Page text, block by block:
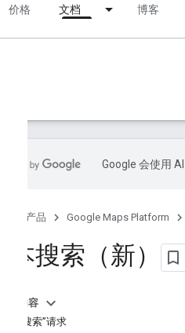
价格 文档 博客
Google 会使用
产品 Google Maps Platform
文本搜索（新）
本页内容
“文本搜索”请求